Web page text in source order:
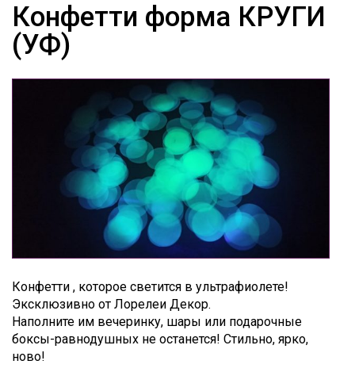
Конфетти форма КРУГИ
(УФ)
Конфетти , которое светится в ультрафиолете!
Эксклюзивно от Лорелеи Декор.
Наполните им вечеринку, шары или подарочные
боксы-равнодушных не останется! Стильно, ярко,
ново!